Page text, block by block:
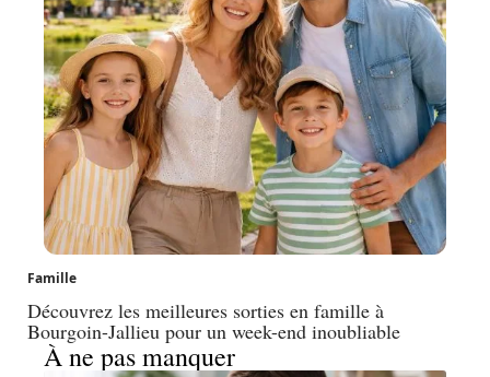
Famille
Découvrez les meilleures sorties en famille à
Bourgoin-Jallieu pour un week-end inoubliable
À ne pas manquer